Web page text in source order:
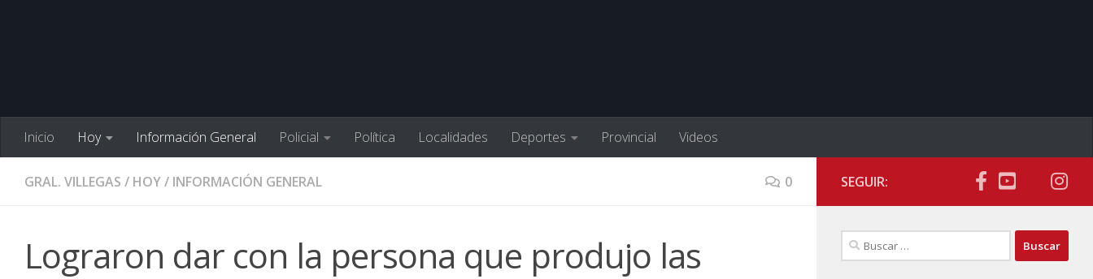
Inicio Hoy Información General Policial Política Localidades Deportes Provincial Videos
GRAL. VILLEGAS / HOY/ INFORMACIÓN GENERAL 0
Lograron dar con la persona que produjo las
SEGUIR:
Buscar: